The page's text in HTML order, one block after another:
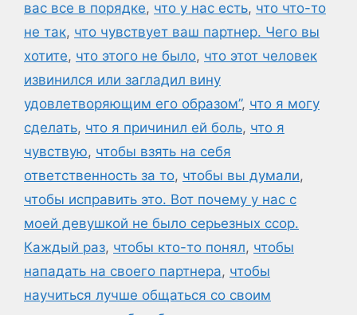
вас все в порядке, что у нас есть, что что-то
не так, что чувствует ваш партнер. Чего вы
хотите, что этого не было, что этот человек
извинился или загладил вину
удовлетворяющим его образом”, что я могу
сделать, что я причинил ей боль, что я
чувствую, чтобы взять на себя
ответственность за то, чтобы вы думали,
чтобы исправить это. Вот почему у нас с
моей девушкой не было серьезных ссор.
Каждый раз, чтобы кто-то понял, чтобы
нападать на своего партнера, чтобы
научиться лучше общаться со своим